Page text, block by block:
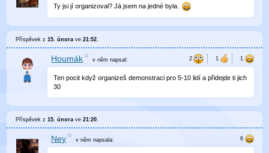
Ty jsi jí organizoval? Já jsem na jedné byla.
Příspěvek z15. února ve21:52.
Houmák v němnapsal:
Ten pocit když organizeš demonstraci pro 5-10 lidí a přidejde ti jich
30
Příspěvek z15. února ve21:20
Ney v němnapsala: